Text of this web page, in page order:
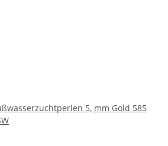
5, mm Gold 585